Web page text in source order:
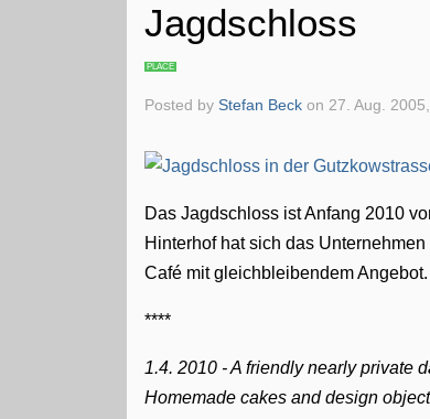
Jagdschloss
PLACE
Posted byStefan Beck on27. Aug.
Das Jagdschloss ist Anfang 2010
Hinterhof hat sich das
Café mit gleichbleibendem
****
1.4. 2010 - A friendly nearly private
Homemade cakes and design